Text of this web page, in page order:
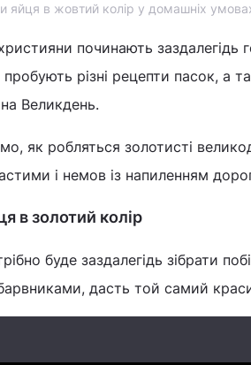
яйця в жовтий колір у домашніх
починають заздалегідь
різні рецепти пасок, а
Великдень.
як робляться золотисті
і немов із напиленням
в золотий колір
буде заздалегідь зібрати
дасть той самий